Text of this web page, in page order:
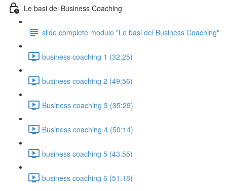
Le basi del Business Coaching
slide complete modulo "Le basi del Business Coaching"
business coaching 1 (32:25)
business coaching 2 (49:56)
Business coaching 3 (35:29)
Business coaching 4 (50:14)
business coaching 5 (43:55)
business coaching 6 (51:18)